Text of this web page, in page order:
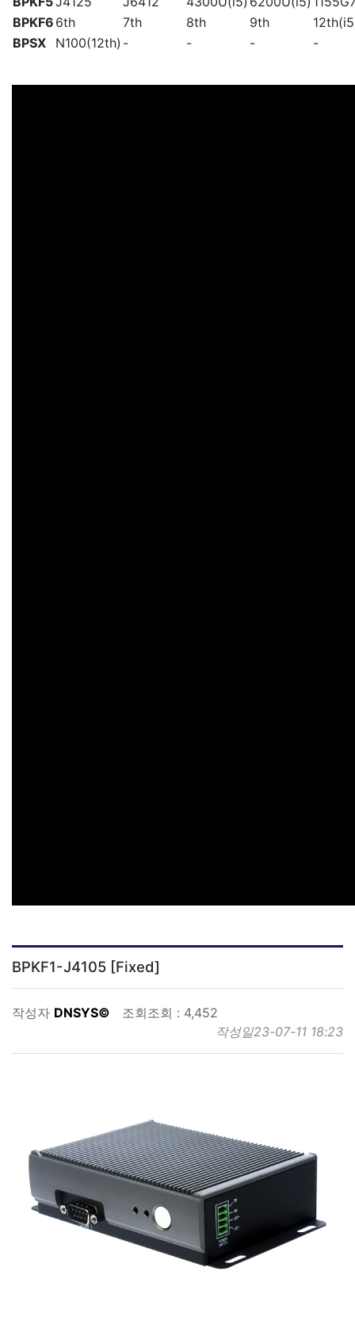
BPKF6 6th 7th 8th 9th
BPSX
N100(12th) - - - -
BPKF1-J4105 [Fixed]
작성자 DNSYS© 조회조회 : 4,452
작성일23-07-11 18:23